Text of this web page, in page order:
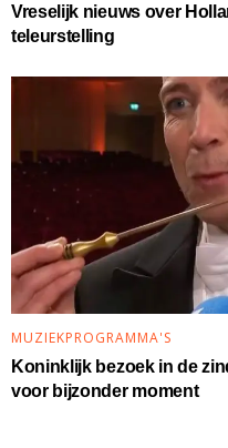
Vreselijk nieuws over
teleurstelling
MUZIEKPROGRAMMA'S
Koninklijk bezoek in de
voor bijzonder moment